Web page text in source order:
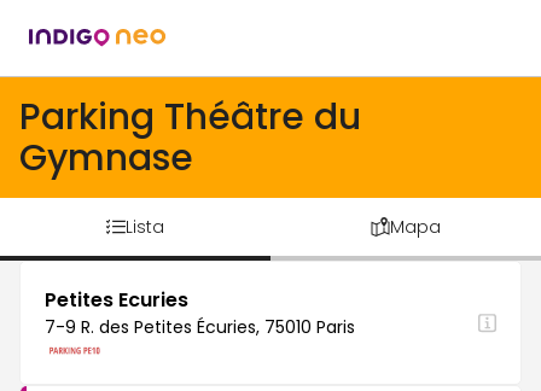
Parking Théâtre du
Gymnase
Lista Mapa
Petites Ecuries
7-9 R. des Petites Écuries, 75010 Paris